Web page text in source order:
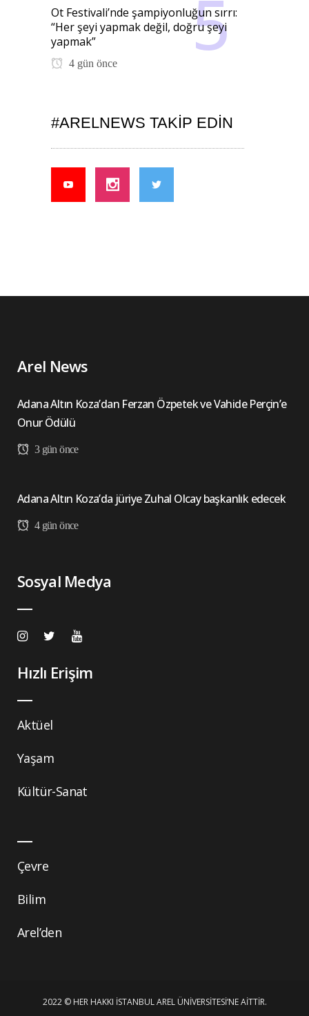
Ot Festivali’nde şampiyonluğun sırrı:
“Her şeyi yapmak değil, doğru şeyi
yapmak”
4 gün önce
#ARELNEWS TAKIP EDIN
Arel News
Adana Altın Koza’dan Ferzan Özpetek ve Vahide Perçin’e
Onur Ödülü
3 gün önce
Adana Altın Koza’da jüriye Zuhal Olcay başkanlık edecek
4 gün önce
Sosyal Medya
Hızlı Erişim
Aktüel
Yaşam
Kültür-Sanat
Çevre
Bilim
Arel’den
2022 © HER HAKKI İSTANBUL AREL ÜNIVERSITESI’NE AITTIR.